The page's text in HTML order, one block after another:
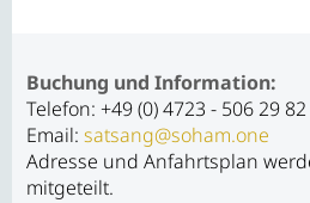
Buchung und Information:
Telefon: +49 (0) 4723 - 506 29 82
Email: satsang@soham.one
Adresse und Anfahrtsplan
mitgeteilt.